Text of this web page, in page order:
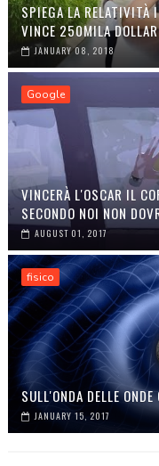
SPIEGA LA
VINCE 250MILA
JANUARY 08, 2018
Google
VINCERÀ L'OSCAR IL
SECONDO NOI NON
AUGUST 01, 2017
fisico
SULL'ONDA DELLE
JANUARY 15, 2017